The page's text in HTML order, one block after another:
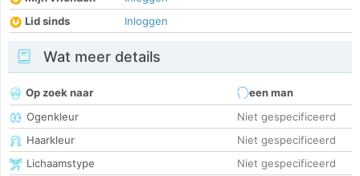
Lid sinds
Inloggen
Wat meer details
Op zoek naar
een man
Ogenkleur
Niet gespecificeerd
Haarkleur
Niet gespecificeerd
Lichaamstype
Niet gespecificeerd